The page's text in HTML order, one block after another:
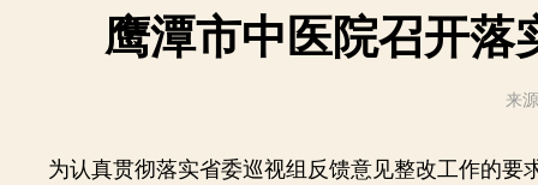
鹰潭市中医院召开落
来
为认真贯彻落实省委巡视组反馈意见整改工作的要